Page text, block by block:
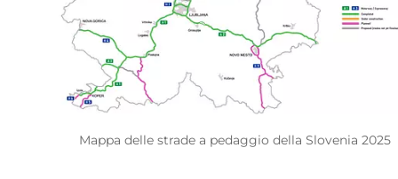
Mappa delle strade a pedaggio della Slovenia 2025